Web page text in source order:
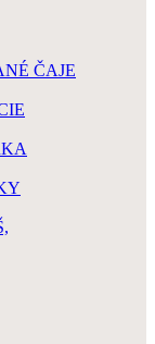
ČAJE